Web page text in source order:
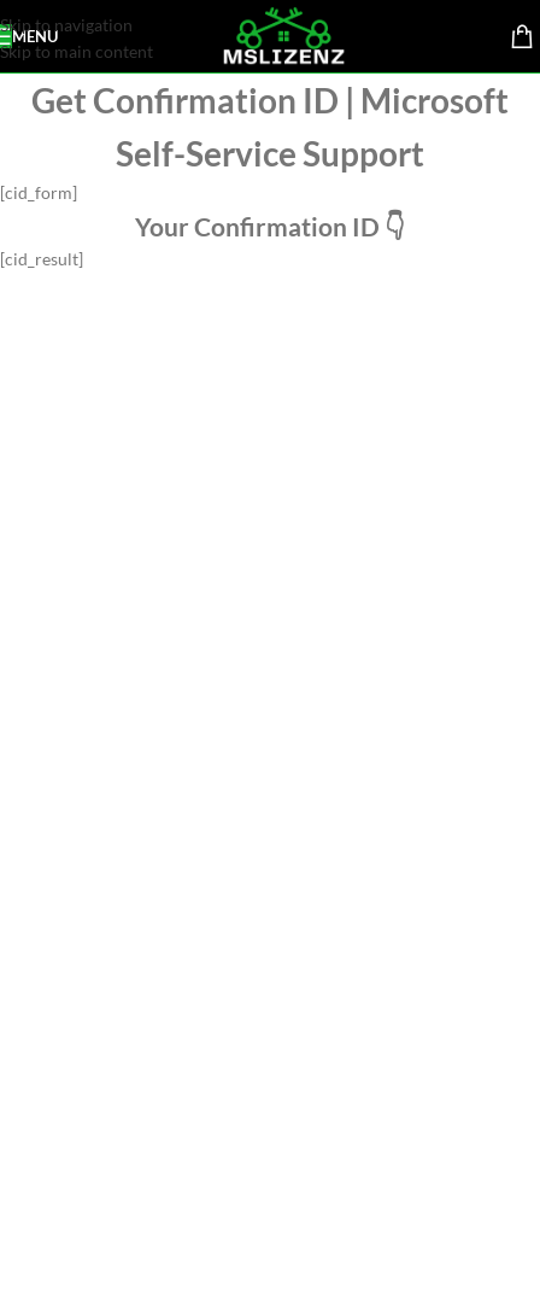
Skip to navigation
Skip to main content
MENU
Get Confirmation ID | Microsoft
Self-Service Support
[cid_form]
Your Confirmation ID 👇
[cid_result]